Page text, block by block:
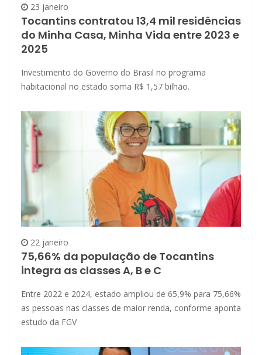
23 janeiro
Tocantins contratou 13,4 mil residências
do Minha Casa, Minha Vida entre 2023 e
2025
Investimento do Governo do Brasil no programa
habitacional no estado soma R$ 1,57 bilhão.
22 janeiro
75,66% da população de Tocantins
integra as classes A, B e C
Entre 2022 e 2024, estado ampliou de 65,9% para 75,66%
as pessoas nas classes de maior renda, conforme aponta
estudo da FGV